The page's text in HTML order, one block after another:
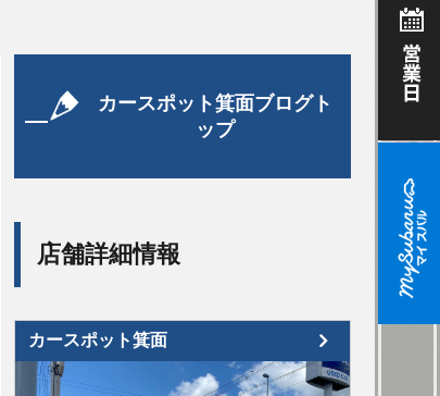
カースポット箕面ブログト
ップ
店舗詳細情報
カースポット箕面